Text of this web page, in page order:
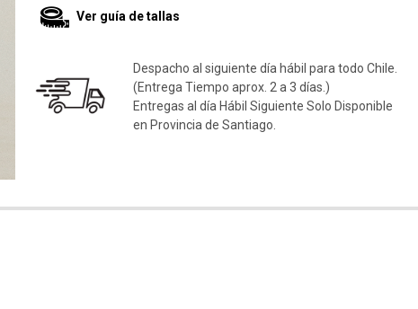
Ver guía de tallas
Despacho al siguiente día hábil para todo Chile.
(Entrega Tiempo aprox. 2 a 3 días.)
Entregas al día Hábil Siguiente Solo Disponible
en Provincia de Santiago.